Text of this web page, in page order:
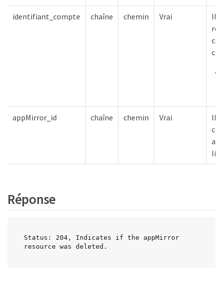
identifiant_compte chaîne chemin Vrai
ID
appMirror_id chaîne chemin Vrai
ID
Réponse
Status: 204, Indicates if the appMirror
resource was deleted.